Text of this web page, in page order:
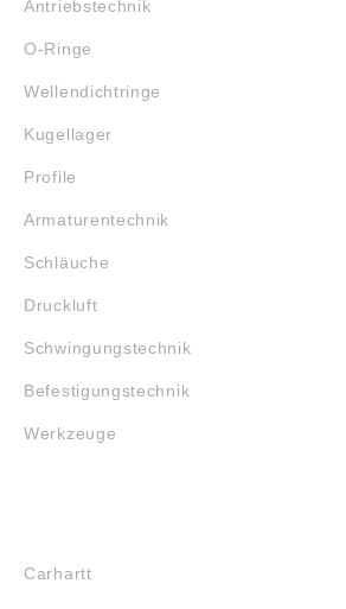
Antriebstechnik
O-Ringe
Wellendichtringe
Kugellager
Profile
Armaturentechnik
Schläuche
Druckluft
Schwingungstechnik
Befestigungstechnik
Werkzeuge
Carhartt